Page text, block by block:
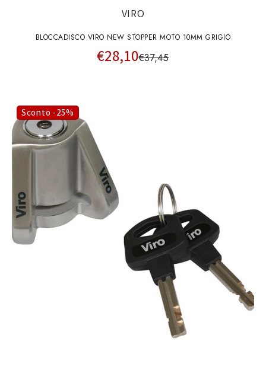
VIRO
BLOCCADISCO VIRO NEW STOPPER MOTO 10MM GRIGIO
€28,10€37,45
Sconto -25%